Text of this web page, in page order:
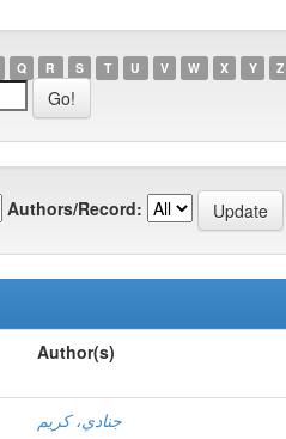
Q R S T U V W X Y Z
Authors/Record:
Author(s)
جنادي، كريم